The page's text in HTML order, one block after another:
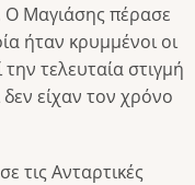
Μαγιάσης πέρασε
ήταν κρυμμένοι οι
τελευταία στιγμή
είχαν τον χρόνο
τις Ανταρτικές